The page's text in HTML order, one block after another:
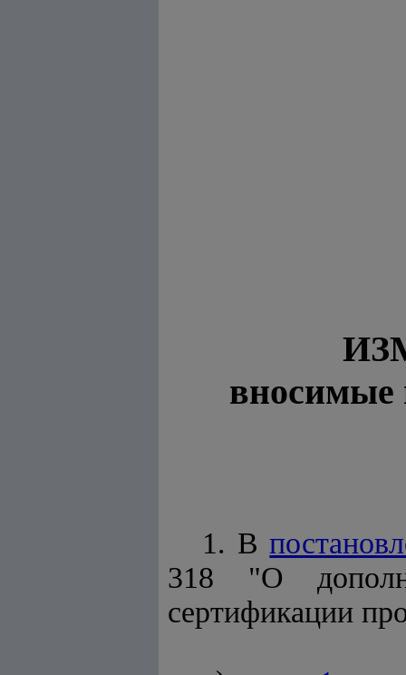
вносимые
1. В
318 "О
сертификации